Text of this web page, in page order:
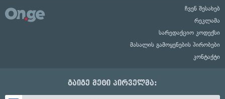
ჩვენ შესახებ
რეკლამა
სარედაქციო კოდექსი
მასალის გამოყენების პირობები
კონტაქტი
გაიგე მეტი პირველმა: